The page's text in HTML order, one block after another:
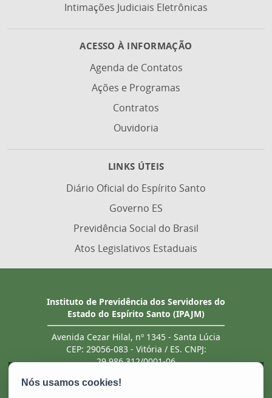
Intimações Judiciais Eletrônicas
ACESSO À INFORMAÇÃO
Agenda de Contatos
Ações e Programas
Contratos
Ouvidoria
LINKS ÚTEIS
Diário Oficial do Espírito Santo
Governo ES
Previdência Social do Brasil
Atos Legislativos Estaduais
Instituto de Previdência dos Servidores do
Estado do Espírito Santo (IPAJM)
Avenida Cezar Hilal, nº 1345 - Santa Lúcia
CEP: 29056-083 - Vitória / ES. CNPJ:
29.986.312/0001-06
de telefones fixo e celular). Atendimento